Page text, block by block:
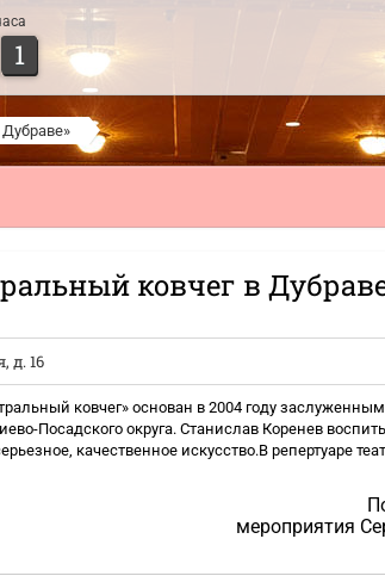
1
ковчег в
д. 16
ковчег» основан в 2004 году
Посадского округа. Станислав Коренев
качественное искусство.В репертуаре
мероприятия